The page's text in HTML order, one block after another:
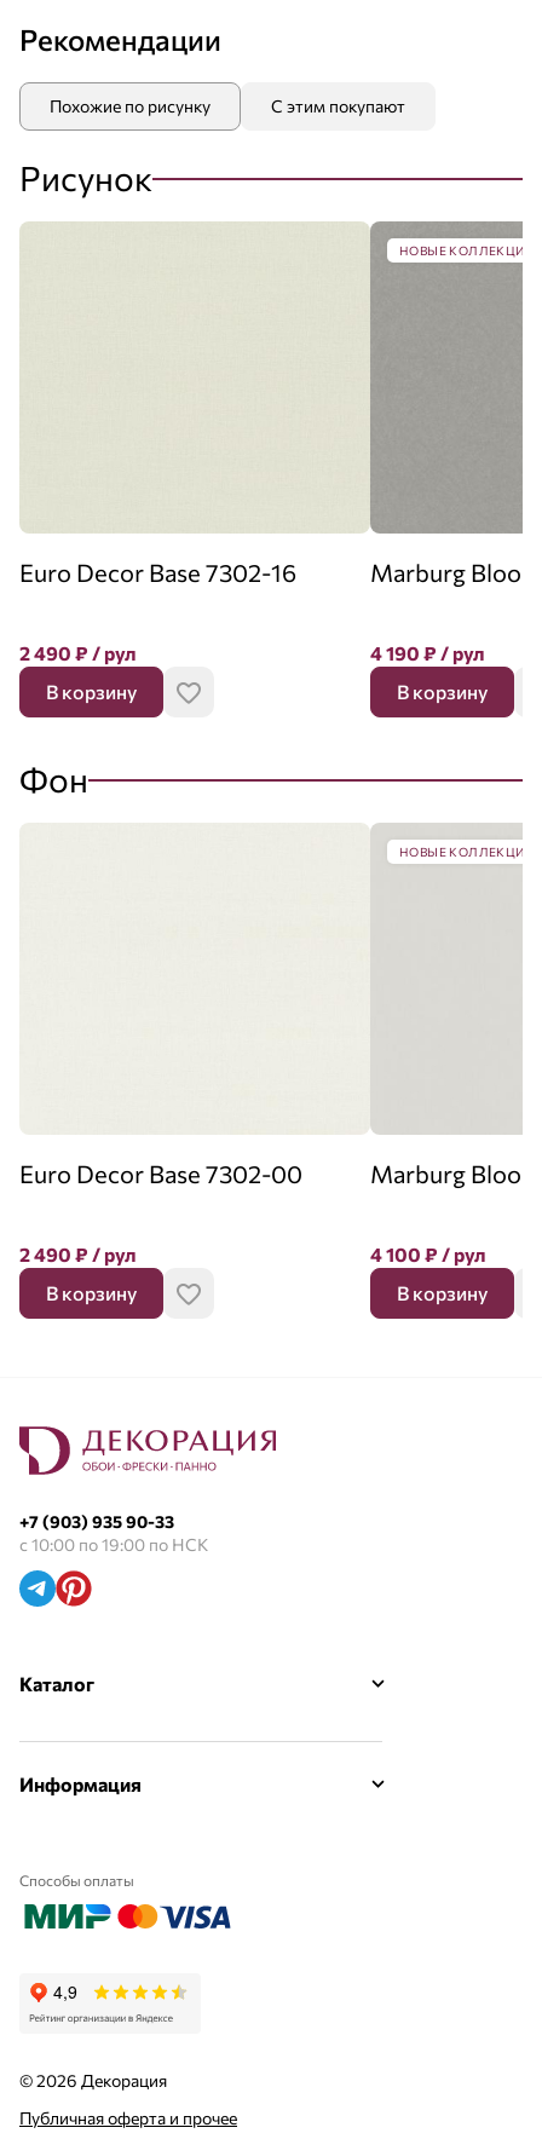
Рекомендации
Похожие по рисунку С этим покупают
Рисунок
Euro Decor Base 7302-16
2 490 ₽ / рул
В корзину
НОВЫЕ КОЛЛЕКЦИИ
Marburg
4 190 ₽ / рул
В корзину
Фон
Euro Decor Base 7302-00
2 490 ₽ / рул
В корзину
НОВЫЕ КОЛЛЕКЦИИ
Marburg
4 100 ₽ / рул
В корзину
+7 (903) 935 90-33
с 10:00 по 19:00 по НСК
Каталог
Информация
Способы оплаты
© 2026 Декорация
Публичная оферта и прочее